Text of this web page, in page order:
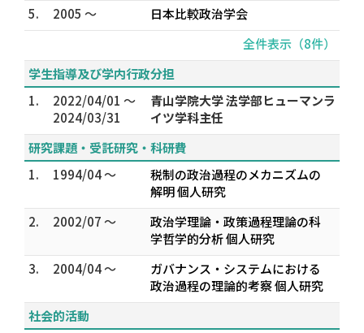
5.
2005 ～
日本比較政治学会
全件表示（8件）
学生指導及び学内行政分担
1.
2022/04/01 ～
2024/03/31
青山学院大学 法学部ヒューマンラ
イツ学科主任
研究課題・受託研究・科研費
1.
1994/04 ～
税制の政治過程のメカニズムの
解明 個人研究
2.
2002/07 ～
政治学理論・政策過程理論の科
学哲学的分析 個人研究
3.
2004/04 ～
ガバナンス・システムにおける
政治過程の理論的考察 個人研究
社会的活動